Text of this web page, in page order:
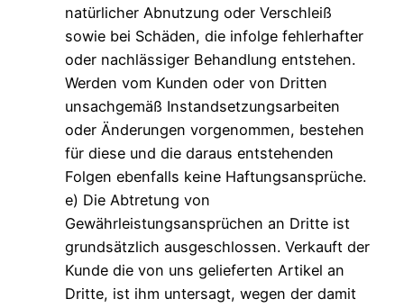
natürlicher Abnutzung oder Verschleiß
sowie bei Schäden, die infolge fehlerhafter
oder nachlässiger Behandlung entstehen.
Werden vom Kunden oder von Dritten
unsachgemäß Instandsetzungsarbeiten
oder Änderungen vorgenommen, bestehen
für diese und die daraus entstehenden
Folgen ebenfalls keine Haftungsansprüche.
e) Die Abtretung von
Gewährleistungsansprüchen an Dritte ist
grundsätzlich ausgeschlossen. Verkauft der
Kunde die von uns gelieferten Artikel an
Dritte, ist ihm untersagt, wegen der damit